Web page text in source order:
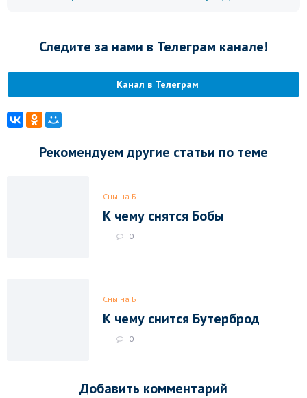
Следите за нами в Телеграм канале!
Канал в Телеграм
Рекомендуем другие статьи по теме
Сны на Б
К чему снятся Бобы
0
Сны на Б
К чему снится Бутерброд
0
Добавить комментарий